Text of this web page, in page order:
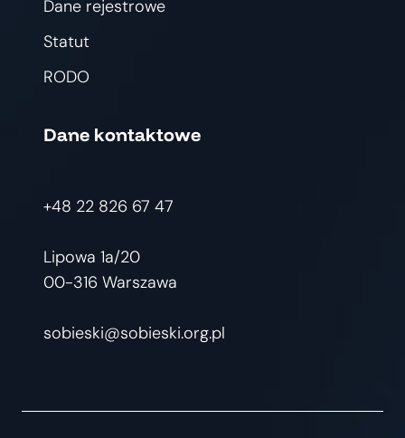
Dane rejestrowe
Statut
RODO
Dane kontaktowe
+48 22 826 67 47
Lipowa 1a/20
00-316 Warszawa
sobieski@sobieski.org.pl